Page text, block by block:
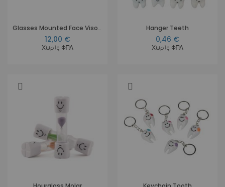
Glasses Mounted Face Visor Refill Pack - 12 προστατευτικά
12,00 €
Χωρίς ΦΠΑ
Hanger Teeth
0,46 €
Χωρίς ΦΠΑ